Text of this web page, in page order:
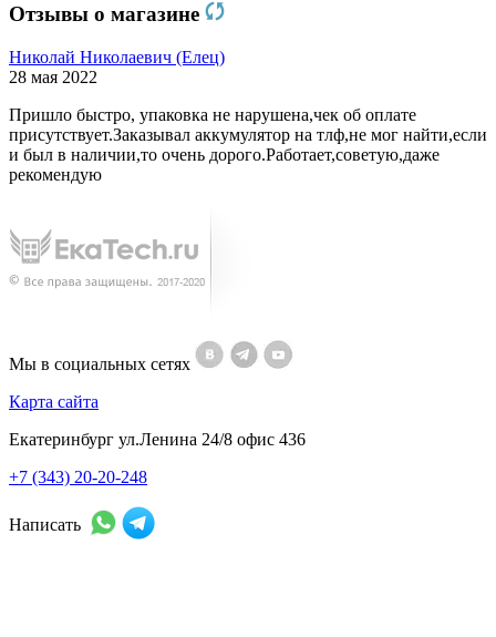
Отзывы о магазине
Николай Николаевич (Елец)
28 мая 2022
Пришло быстро, упаковка не нарушена,чек об оплате
присутствует.Заказывал аккумулятор на тлф,не мог найти,если
и был в наличии,то очень дорого.Работает,советую,даже
рекомендую
Мы в социальных сетях
Карта сайта
Екатеринбург ул.Ленина 24/8 офис 436
+7 (343) 20-20-248
Написать